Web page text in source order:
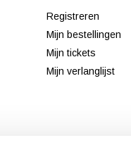
Registreren
Mijn bestellingen
Mijn tickets
Mijn verlanglijst